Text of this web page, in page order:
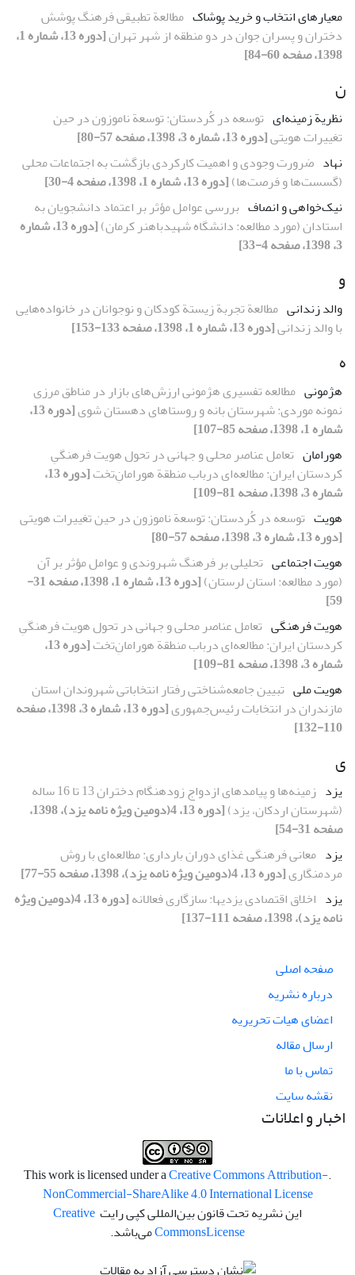
معیارهای انتخاب و خرید پوشاک مطالعة تطبیقی فرهنگ پوشش
دختران و پسران جوان در دو منطقه از شهر تهران
[دوره 13، شماره 1،
1398، صفحه 60-84]
ن
نظریة زمینه‌ای توسعه در کُردستان: توسعة ناموزون در حین
تغییرات هویتی[دوره 13، شماره 3، 1398، صفحه 57-80]
نهاد ضرورت وجودی و اهمیت کارکردی بازگشت به اجتماعات محلی
(گسست‌ها و فرصت‌ها)[دوره 13، شماره 1، 1398، صفحه 4-30]
نیک‌خواهی و انصاف بررسی عوامل مؤثر بر اعتماد دانشجویان به
استادان (مورد مطالعه: دانشگاه شهیدباهنر کرمان)
[دوره 13، شماره
3، 1398، صفحه 4-33]
و
والد زندانی مطالعة تجربة زیستة کودکان و نوجوانان در خانواده‌هایی
با والد زندانی[دوره 13، شماره 1، 1398، صفحه 133-153]
ه
هژمونی مطالعه تفسیری هژمونی ارزش‌های بازار در مناطق مرزی
نمونه موردی: شهرستان بانه و روستاهای دهستان شوی
[دوره 13،
شماره 1، 1398، صفحه 85-107]
هورامان تعامل عناصر محلی و جهانی در تحول هویت فرهنگیِ
کردستان ایران: مطالعه‌ای درباب منطقة هورامانِ‌تخت
[دوره 13،
شماره 3، 1398، صفحه 81-109]
هویت توسعه در کُردستان: توسعة ناموزون در حین تغییرات هویتی
[دوره 13، شماره 3، 1398، صفحه 57-80]
هویت اجتماعی تحلیلی بر فرهنگ شهروندی و عوامل مؤثر بر آن
(مورد مطالعه: استان لرستان)
[دوره 13، شماره 1، 1398، صفحه 31-
59]
هویت فرهنگی تعامل عناصر محلی و جهانی در تحول هویت فرهنگیِ
کردستان ایران: مطالعه‌ای درباب منطقة هورامانِ‌تخت
[دوره 13،
شماره 3، 1398، صفحه 81-109]
هویت ملی تبیین جامعه‌شناختی رفتار انتخاباتی شهروندان استان
مازندران در انتخابات رئیس‌جمهوری
[دوره 13، شماره 3، 1398، صفحه
110-132]
ی
یزد
زمینه‌ها و پیامدهای ازدواج زودهنگام دختران 13 تا 16 ساله
(شهرستان اردکان، یزد)
[دوره 13، 4(دومین ویژه نامه یزد)، 1398،
صفحه 31-54]
یزد معانی فرهنگی غذای دوران بارداری: مطالعه‌ای با روش
مردمنگاری[دوره 13، 4(دومین ویژه نامه یزد)، 1398، صفحه 55-77]
یزد اخلاق اقتصادی یزدیها: سازگاری فعالانه
[دوره 13، 4(دومین ویژه
نامه یزد)، 1398، صفحه 111-137]
صفحه اصلی
درباره نشریه
اعضای هیات تحریریه
ارسال مقاله
تماس با ما
نقشه سایت
اخبار و اعلانات
.This work is licensed under a
Creative Commons Attribution-
NonCommercial-ShareAlike 4.0 International License
این نشریه تحت قانون بین‌المللی کپی رایت Creative
CommonsLicense می‌باشد.